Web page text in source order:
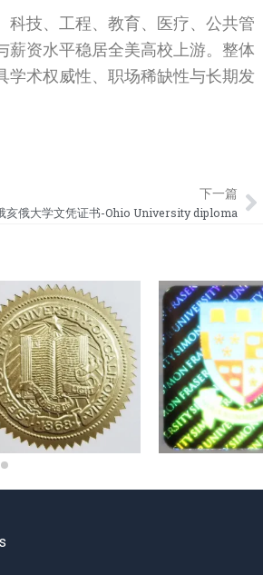
科技、工程、教育、医疗、公共管
薪资水平稳居全美高校上游。整体
学术权威性、职场稀缺性与长期发
下一篇
亥俄大学文凭证书-Ohio University diploma